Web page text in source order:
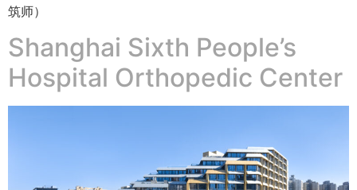
筑师）
Shanghai Sixth People’s
Hospital Orthopedic Center